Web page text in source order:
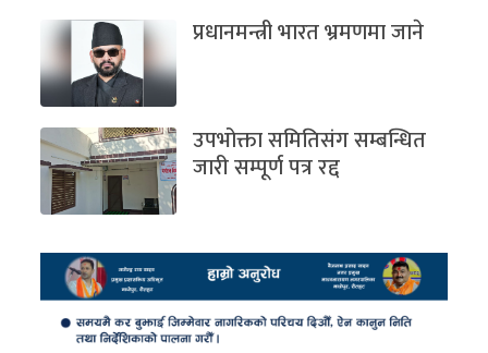
प्रधानमन्त्री भारत भ्रमणमा जाने
उपभोक्ता समितिसंग सम्बन्धित
जारी सम्पूर्ण पत्र रद्द